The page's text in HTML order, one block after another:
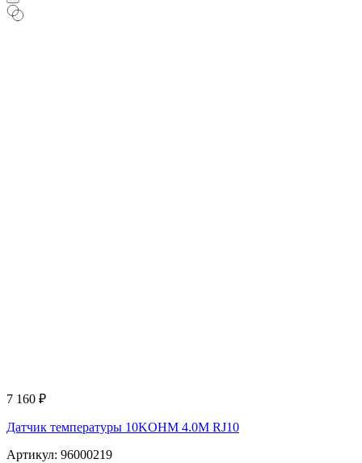
7 160 ₽
Датчик температуры 10KOHM 4.0M RJ10
Артикул: 96000219